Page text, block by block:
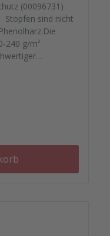
(00096731)
Stopfen sind nicht
240 g/m²
sich
Zubehör zum
bis zu